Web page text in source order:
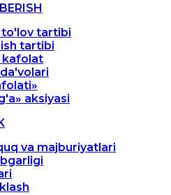
to'lov tartibi
tartibi
kafolat
aksiyasi
va majburiyatlari